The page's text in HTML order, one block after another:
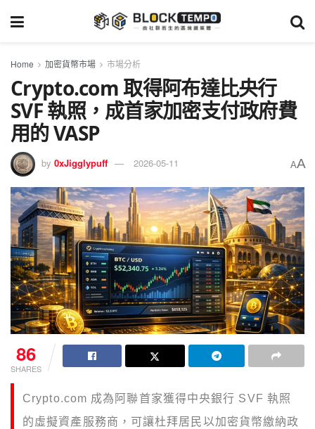
Home 加密貨幣市場 市場分析
Crypto.com 取得阿布達比央行
SVF 執照，成首家加密支付政府費
用的 VASP
by 0xJigglypuff 2026-05-11 AA
86
SHARES
Crypto.com 成為阿聯首家獲得中央銀行 SVF 執照
的虛擬資產服務商，可讓杜拜居民以加密貨幣繳納政